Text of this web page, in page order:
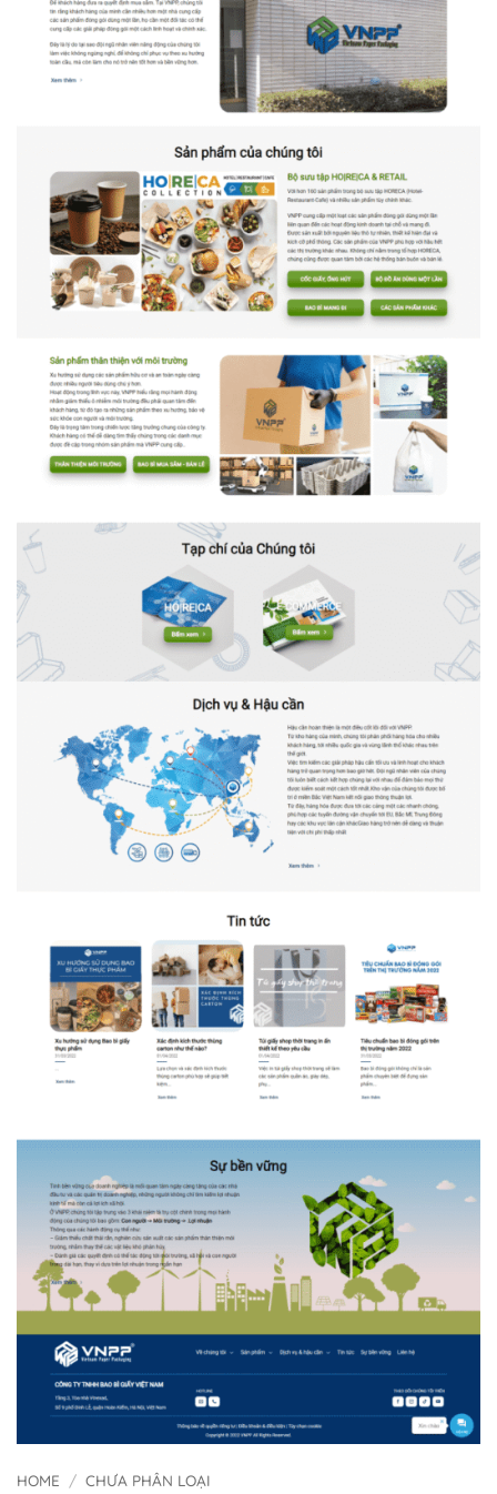
HOME / CHƯA PHÂN LOẠI